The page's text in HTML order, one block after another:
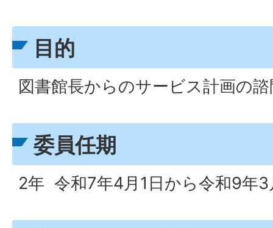
目的
図書館長からのサービス計画の
委員任期
2年 令和7年4月1日から令和9年3